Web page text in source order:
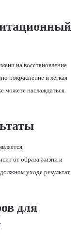
на восстановление
покраснение и лёгкая
можете наслаждаться
от образа жизни и
уходе результат
для